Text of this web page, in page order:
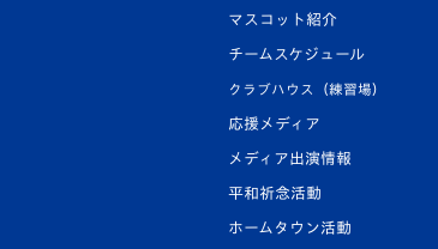
マスコット紹介
チームスケジュール
クラブハウス（練習場）
応援メディア
メディア出演情報
平和祈念活動
ホームタウン活動